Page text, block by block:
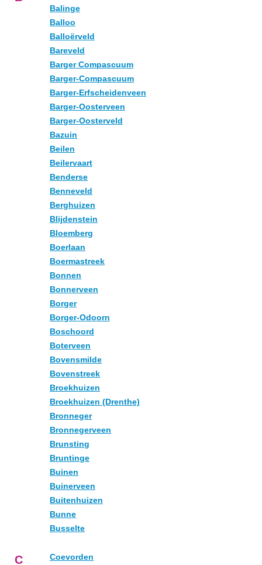
Balinge
Balloo
Balloërveld
Bareveld
Barger Compascuum
Barger-Compascuum
Barger-Erfscheidenveen
Barger-Oosterveen
Barger-Oosterveld
Bazuin
Beilen
Beilervaart
Benderse
Benneveld
Berghuizen
Blijdenstein
Bloemberg
Boerlaan
Boermastreek
Bonnen
Bonnerveen
Borger
Borger-Odoorn
Boschoord
Boterveen
Bovensmilde
Bovenstreek
Broekhuizen
Broekhuizen (Drenthe)
Bronneger
Bronnegerveen
Brunsting
Bruntinge
Buinen
Buinerveen
Buitenhuizen
Bunne
Busselte
C Coevorden